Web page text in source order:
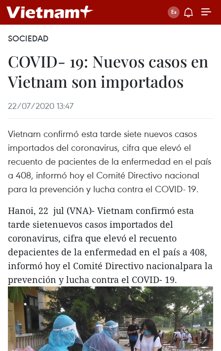
SOCIEDAD
COVID- 19: Nuevos casos en
Vietnam son importados
22/07/2020 13:47
Vietnam confirmó esta tarde siete nuevos casos
importados del coronavirus, cifra que elevó el
recuento de pacientes de la enfermedad en el país
a 408, informó hoy el Comité Directivo nacional
para la prevención y lucha contra el COVID- 19.
Hanoi, 22 jul (VNA)- Vietnam confirmó esta
tarde sietenuevos casos importados del
coronavirus, cifra que elevó el recuento
depacientes de la enfermedad en el país a 408,
informó hoy el Comité Directivo nacionalpara la
prevención y lucha contra el COVID- 19.